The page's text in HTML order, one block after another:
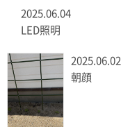
2025.06.04
LED照明
2025.06.02
朝顔